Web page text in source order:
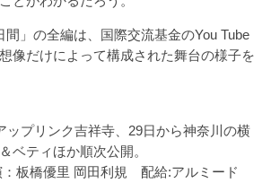
」の全編は、国際交流基金のYou Tube
像だけによって構成された舞台の様子を
ップリンク吉祥寺、29日から神奈川の横
ベティほか順次公開。
：板橋優里 岡田利規 配給:アルミード